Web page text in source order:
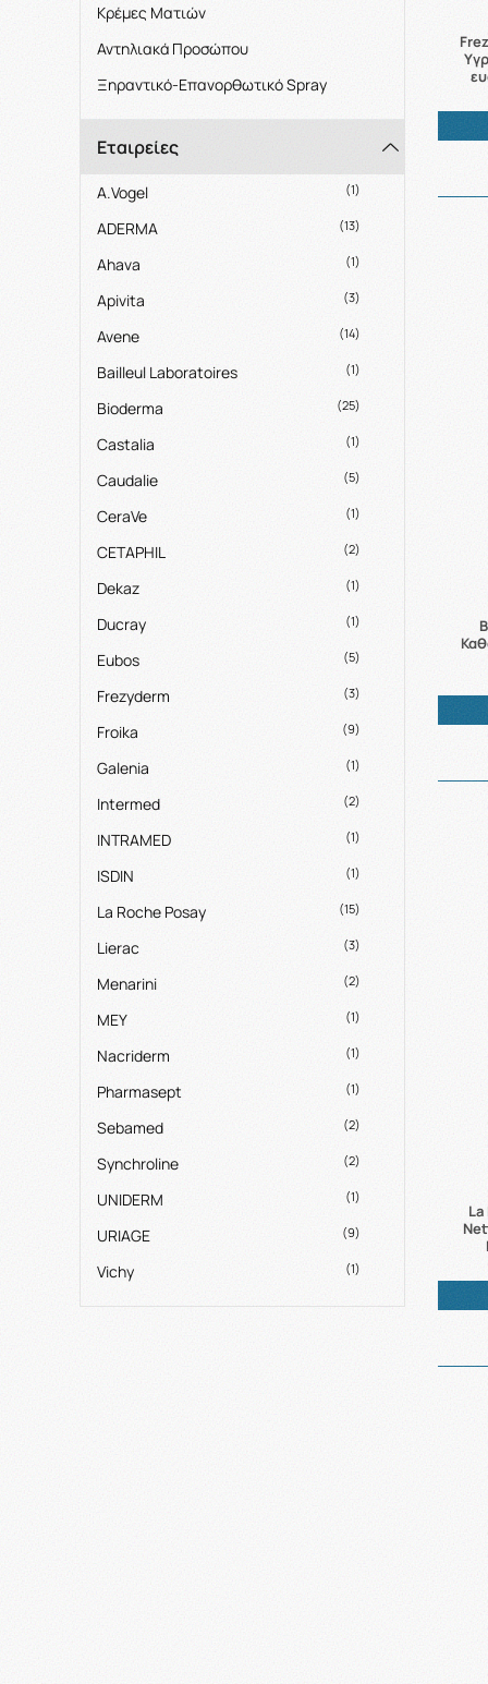
Κρέμες Ματιών
Αντηλιακά Προσώπου
Ξηραντικό-Επανορθωτικό Spray
Εταιρείες
A.Vogel (1)
ADERMA (13)
Ahava (1)
Apivita (3)
Avene (14)
Bailleul Laboratoires (1)
Bioderma (25)
Castalia (1)
Caudalie (5)
CeraVe (1)
CETAPHIL (2)
Dekaz (1)
Ducray (1)
Eubos (5)
Frezyderm (3)
Froika (9)
Galenia (1)
Intermed (2)
INTRAMED (1)
ISDIN (1)
La Roche Posay (15)
Lierac (3)
Menarini (2)
MEY (1)
Nacriderm (1)
Pharmasept (1)
Sebamed (2)
Synchroline (2)
UNIDERM (1)
URIAGE (9)
Vichy (1)